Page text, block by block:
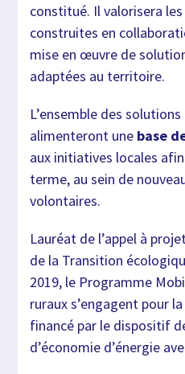
constitué. Il valorisera
construites en
mise en œuvre de
adaptées au territoire.
L’ensemble des
alimenteront une base
aux initiatives locales
terme, au sein de
volontaires.
Lauréat de l’appel à
de la Transition
2019, le Programme
ruraux s’engagent pour
financé par le dispositif
d’économie d’énergie